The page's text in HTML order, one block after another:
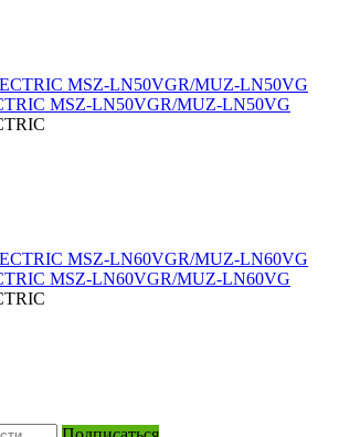
MSZ-LN50VGR/MUZ-LN50VG
MSZ-LN60VGR/MUZ-LN60VG